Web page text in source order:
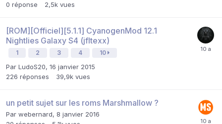
0 réponse 2,5k vues
[ROM][Officiel][5.1.1] CyanogenMod 12.1
Nightlies Galaxy S4 (jfltexx)
1 2 3 4 10
Par LudoS20, 16 janvier 2015
226 réponses 39,9k vues
un petit sujet sur les roms Marshmallow ?
Par webernard, 8 janvier 2016